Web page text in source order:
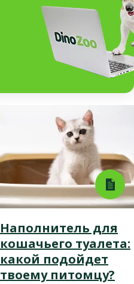
Наполнитель для
кошачьего туалета:
какой подойдет
твоему питомцу?